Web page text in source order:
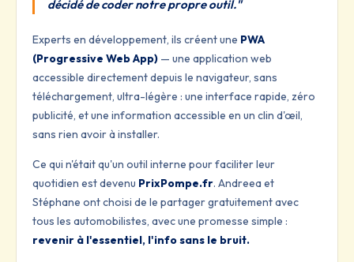
décidé de coder notre propre outil."
Experts en développement, ils créent une PWA
(Progressive Web App) — une application web
accessible directement depuis le navigateur, sans
téléchargement, ultra-légère : une interface rapide, zéro
publicité, et une information accessible en un clin d'œil,
sans rien avoir à installer.
Ce qui n'était qu'un outil interne pour faciliter leur
quotidien est devenu PrixPompe.fr. Andreea et
Stéphane ont choisi de le partager gratuitement avec
tous les automobilistes, avec une promesse simple :
revenir à l'essentiel, l'info sans le bruit.